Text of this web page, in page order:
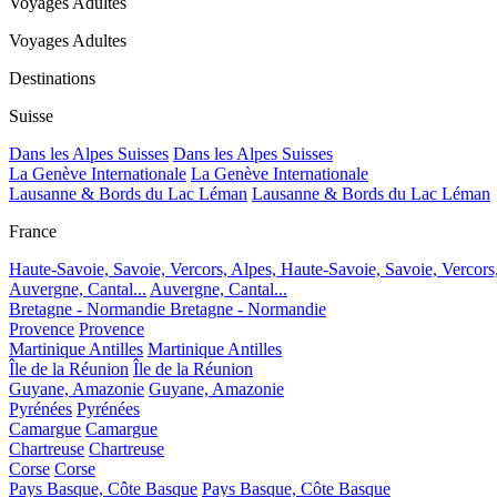
Voyages Adultes
Destinations
Suisse
Dans les Alpes Suisses Dans les Alpes Suisses
La Genève Internationale La Genève Internationale
Lausanne & Bords du Lac Léman Lausanne & Bords du Lac Léman
France
Haute-Savoie, Savoie, Vercors, Alpes, Haute-Savoie, Savoie,
Auvergne, Cantal... Auvergne, Cantal...
Bretagne - Normandie Bretagne - Normandie
Provence Provence
Martinique Antilles Martinique Antilles
Île de la Réunion Île de la Réunion
Guyane, Amazonie Guyane, Amazonie
Pyrénées Pyrénées
Camargue Camargue
Chartreuse Chartreuse
Corse Corse
Pays Basque, Côte Basque Pays Basque, Côte Basque